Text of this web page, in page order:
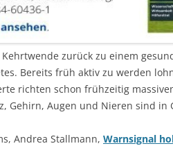
zurück zu einem
Bereits früh aktiv zu werden
richten schon frühzeitig
Gehirn, Augen und Nieren sind in
Andrea Stallmann, Warnsignal